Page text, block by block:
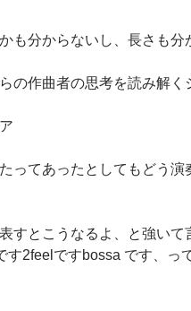
も分からないし、長さも
の作曲者の思考を読み解く
ってあったとしてもどう
すとこうなるよ、と強いて
す2feelですbossa です、っ